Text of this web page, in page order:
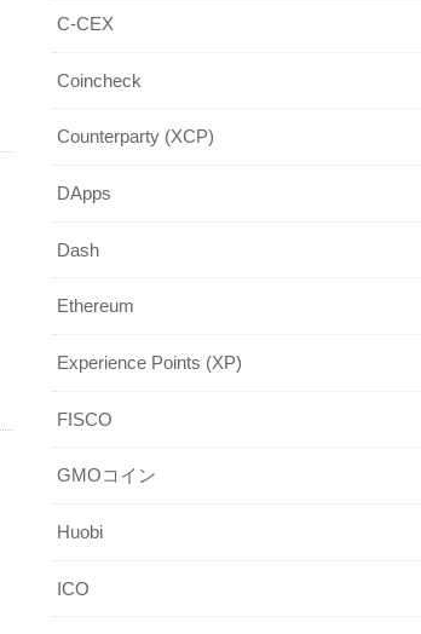
C-CEX
Coincheck
Counterparty (XCP)
DApps
Dash
Ethereum
Experience Points (XP)
FISCO
GMOコイン
Huobi
ICO